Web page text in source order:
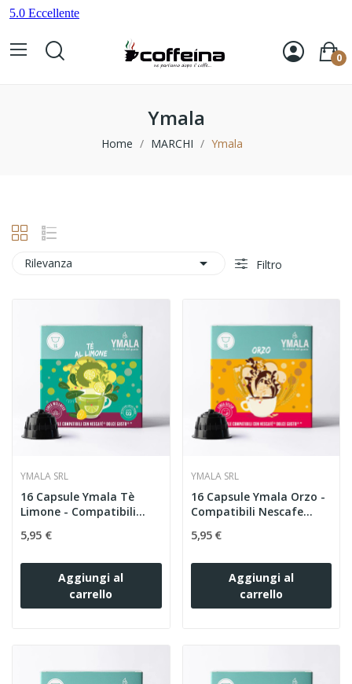
0
Ymala
Home MARCHI Ymala
Rilevanza  Filtro
YMALA SRL
16 Capsule Ymala Tè
Limone - Compatibili...
5,95 €
Aggiungi al
carrello
YMALA SRL
16 Capsule Ymala Orzo -
Compatibili Nescafe...
5,95 €
Aggiungi al
carrello